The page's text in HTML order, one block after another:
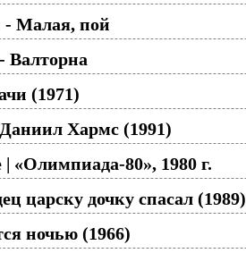
Малая, пой
Валторна
(1971)
Хармс (1991)
«Олимпиада-80», 1980 г.
царску дочку спасал (1989)
ночью (1966)